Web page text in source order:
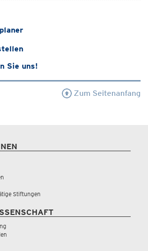
Sie uns!
Zum Seitenanfang
Stiftungen